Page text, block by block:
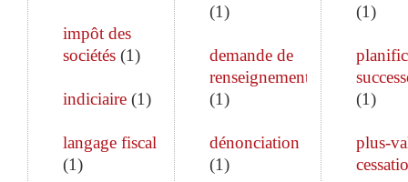
impôt des
sociétés (1)
indiciaire (1)
langage fiscal
(1)
(1)
demande de
renseignements
(1)
dénonciation
(1)
(1)
(1)
plus-